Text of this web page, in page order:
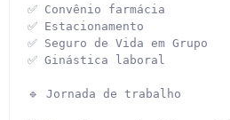
✅ Convênio farmácia
✅ Estacionamento
✅ Seguro de Vida em Grupo
✅ Ginástica laboral
🔹 Jornada de trabalho